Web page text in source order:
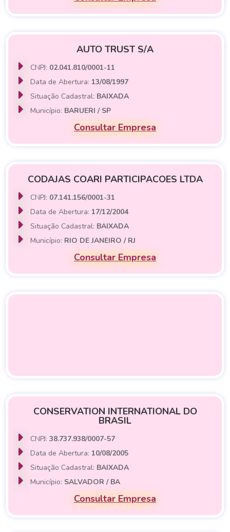
AUTO TRUST S/A
CNPJ: 02.041.810/0001-11
Data de Abertura: 13/08/1997
Situação Cadastral: BAIXADA
Município: BARUERI / SP
Consultar Empresa
CODAJAS COARI PARTICIPACOES LTDA
CNPJ: 07.141.156/0001-31
Data de Abertura: 17/12/2004
Situação Cadastral: BAIXADA
Município: RIO DE JANEIRO / RJ
Consultar Empresa
CONSERVATION INTERNATIONAL DO
BRASIL
CNPJ:38.737.938/0007-57
Data de Abertura: 10/08/2005
Situação Cadastral: BAIXADA
Município: SALVADOR / BA
Consultar Empresa